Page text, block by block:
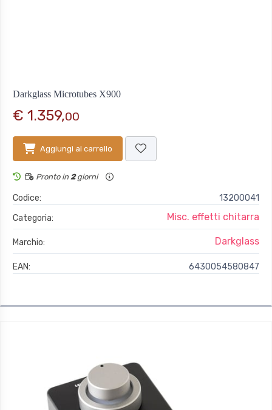
Darkglass Microtubes X900
€ 1.359,00
Aggiungi al carrello
Pronto in 2giorni
Codice:
13200041
Categoria:
Misc. effetti chitarra
Marchio: Darkglass
EAN: 6430054580847